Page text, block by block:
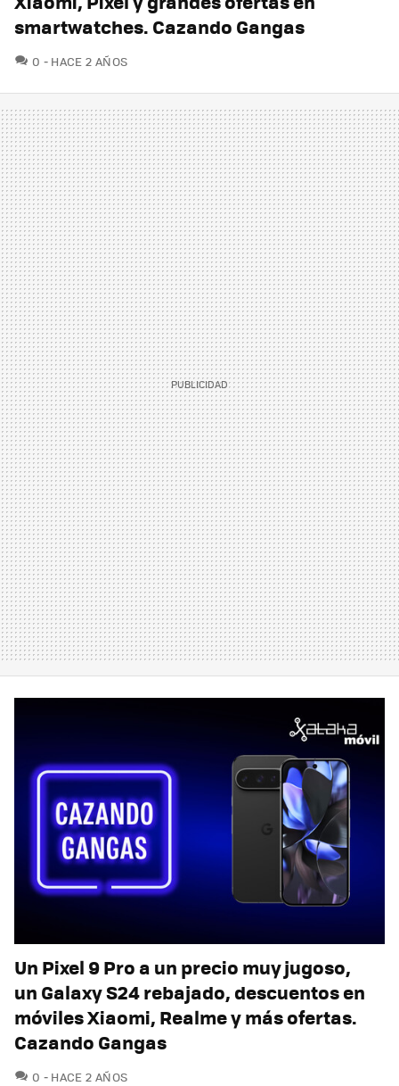
smartwatches. Cazando Gangas
0 COMENTARIOS
HACE 2 AÑOS
Un Pixel 9 Pro a un precio muy jugoso,
un Galaxy S24 rebajado, descuentos en
móviles Xiaomi, Realme y más ofertas.
Cazando Gangas
0 COMENTARIOS
HACE 2 AÑOS